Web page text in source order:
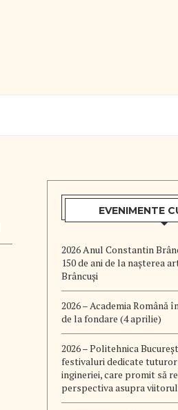
EVENIMENTE
2026 Anul Constantin
150 de ani de la nașterea
Brâncuși
2026 – Academia Română
de la fondare (4 aprilie)
2026 – Politehnica
festivaluri dedicate
ingineriei, care promit să
perspectiva asupra